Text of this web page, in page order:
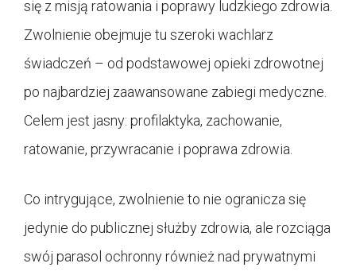
się z misją ratowania i poprawy ludzkiego zdrowia.
Zwolnienie obejmuje tu szeroki wachlarz
świadczeń – od podstawowej opieki zdrowotnej
po najbardziej zaawansowane zabiegi medyczne.
Celem jest jasny: profilaktyka, zachowanie,
ratowanie, przywracanie i poprawa zdrowia.
Co intrygujące, zwolnienie to nie ogranicza się
jedynie do publicznej służby zdrowia, ale rozciąga
swój parasol ochronny również nad prywatnymi